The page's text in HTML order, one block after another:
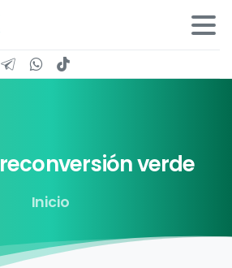
reconversiónverde
Inicio